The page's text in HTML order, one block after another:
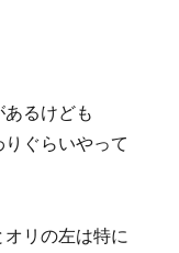
あるけども
りぐらいやって
リの左は特に